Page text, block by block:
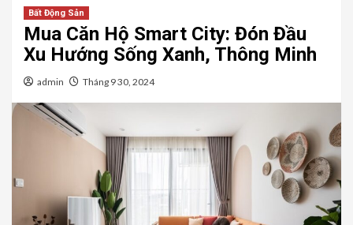
Bất Động Sản
Mua Căn Hộ Smart City: Đón Đầu
Xu Hướng Sống Xanh, Thông Minh
admin Tháng 9 30, 2024